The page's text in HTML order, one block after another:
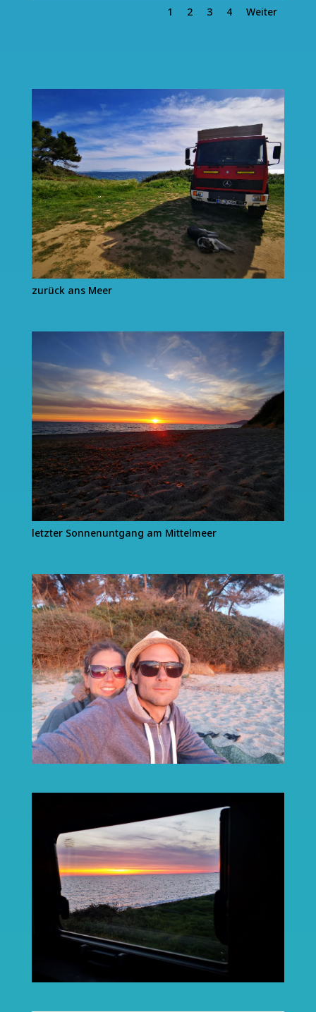
1 2 3 4 Weiter
zurück ans Meer
letzter Sonnenuntgang am Mittelmeer